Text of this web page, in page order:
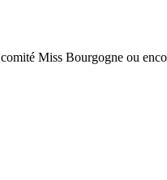
Miss Bourgogne ou